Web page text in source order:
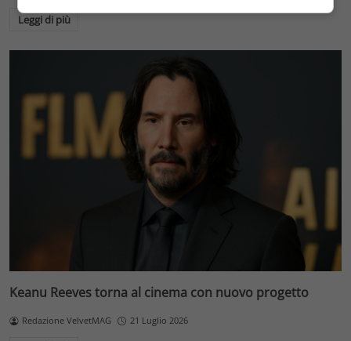
Leggi di più
Keanu Reeves torna al cinema con nuovo progetto
Redazione VelvetMAG 21 Luglio 2026